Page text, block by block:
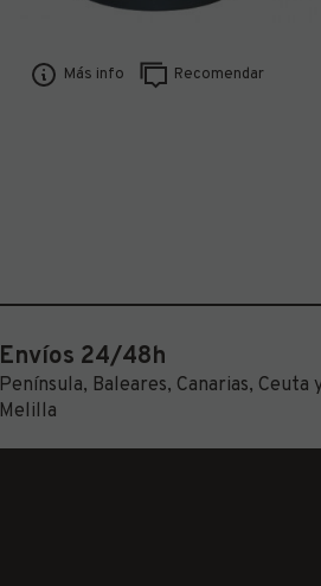
Más info Recomendar
Envíos 24/48h
Península, Baleares, Canarias, Ceuta
Melilla